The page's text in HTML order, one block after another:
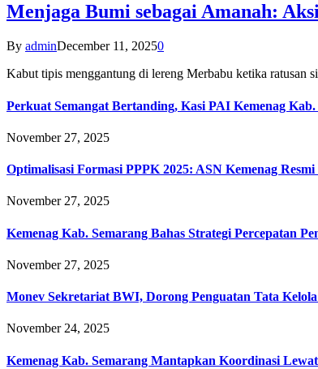
Menjaga Bumi sebagai Amanah:
By adminDecember 11, 20250
Kabut tipis menggantung di lereng Merbabu ketika ratusan
Perkuat Semangat Bertanding, Kasi PAI Kemenag
November 27, 2025
Optimalisasi Formasi PPPK 2025: ASN Kemenag
November 27, 2025
Kemenag Kab. Semarang Bahas Strategi Percepatan
November 27, 2025
Monev Sekretariat BWI, Dorong Penguatan Tata
November 24, 2025
Kemenag Kab. Semarang Mantapkan Koordinasi